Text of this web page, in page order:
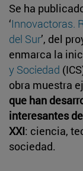
Se ha
‘Innovactoras.
del Sur’, del
enmarca la
y Sociedad
obra muestra
que han
interesantes
XXI: ciencia,
sociedad.